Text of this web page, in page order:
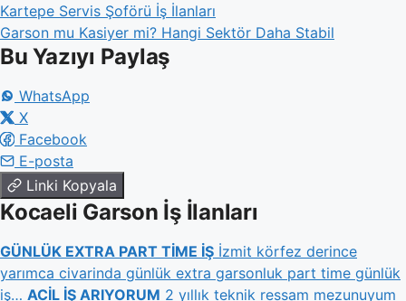
Kartepe Servis Şoförü İş İlanları
Garson mu Kasiyer mi? Hangi Sektör Daha Stabil
Bu Yazıyı Paylaş
WhatsApp
X
Facebook
E-posta
Linki Kopyala
Kocaeli Garson İş İlanları
GÜNLÜK EXTRA PART TİME İŞ İzmit körfez derince
yarımca civarinda günlük extra garsonluk part time günlük
iş… ACİL İŞ ARIYORUM 2 yıllık teknik ressam mezunuyum